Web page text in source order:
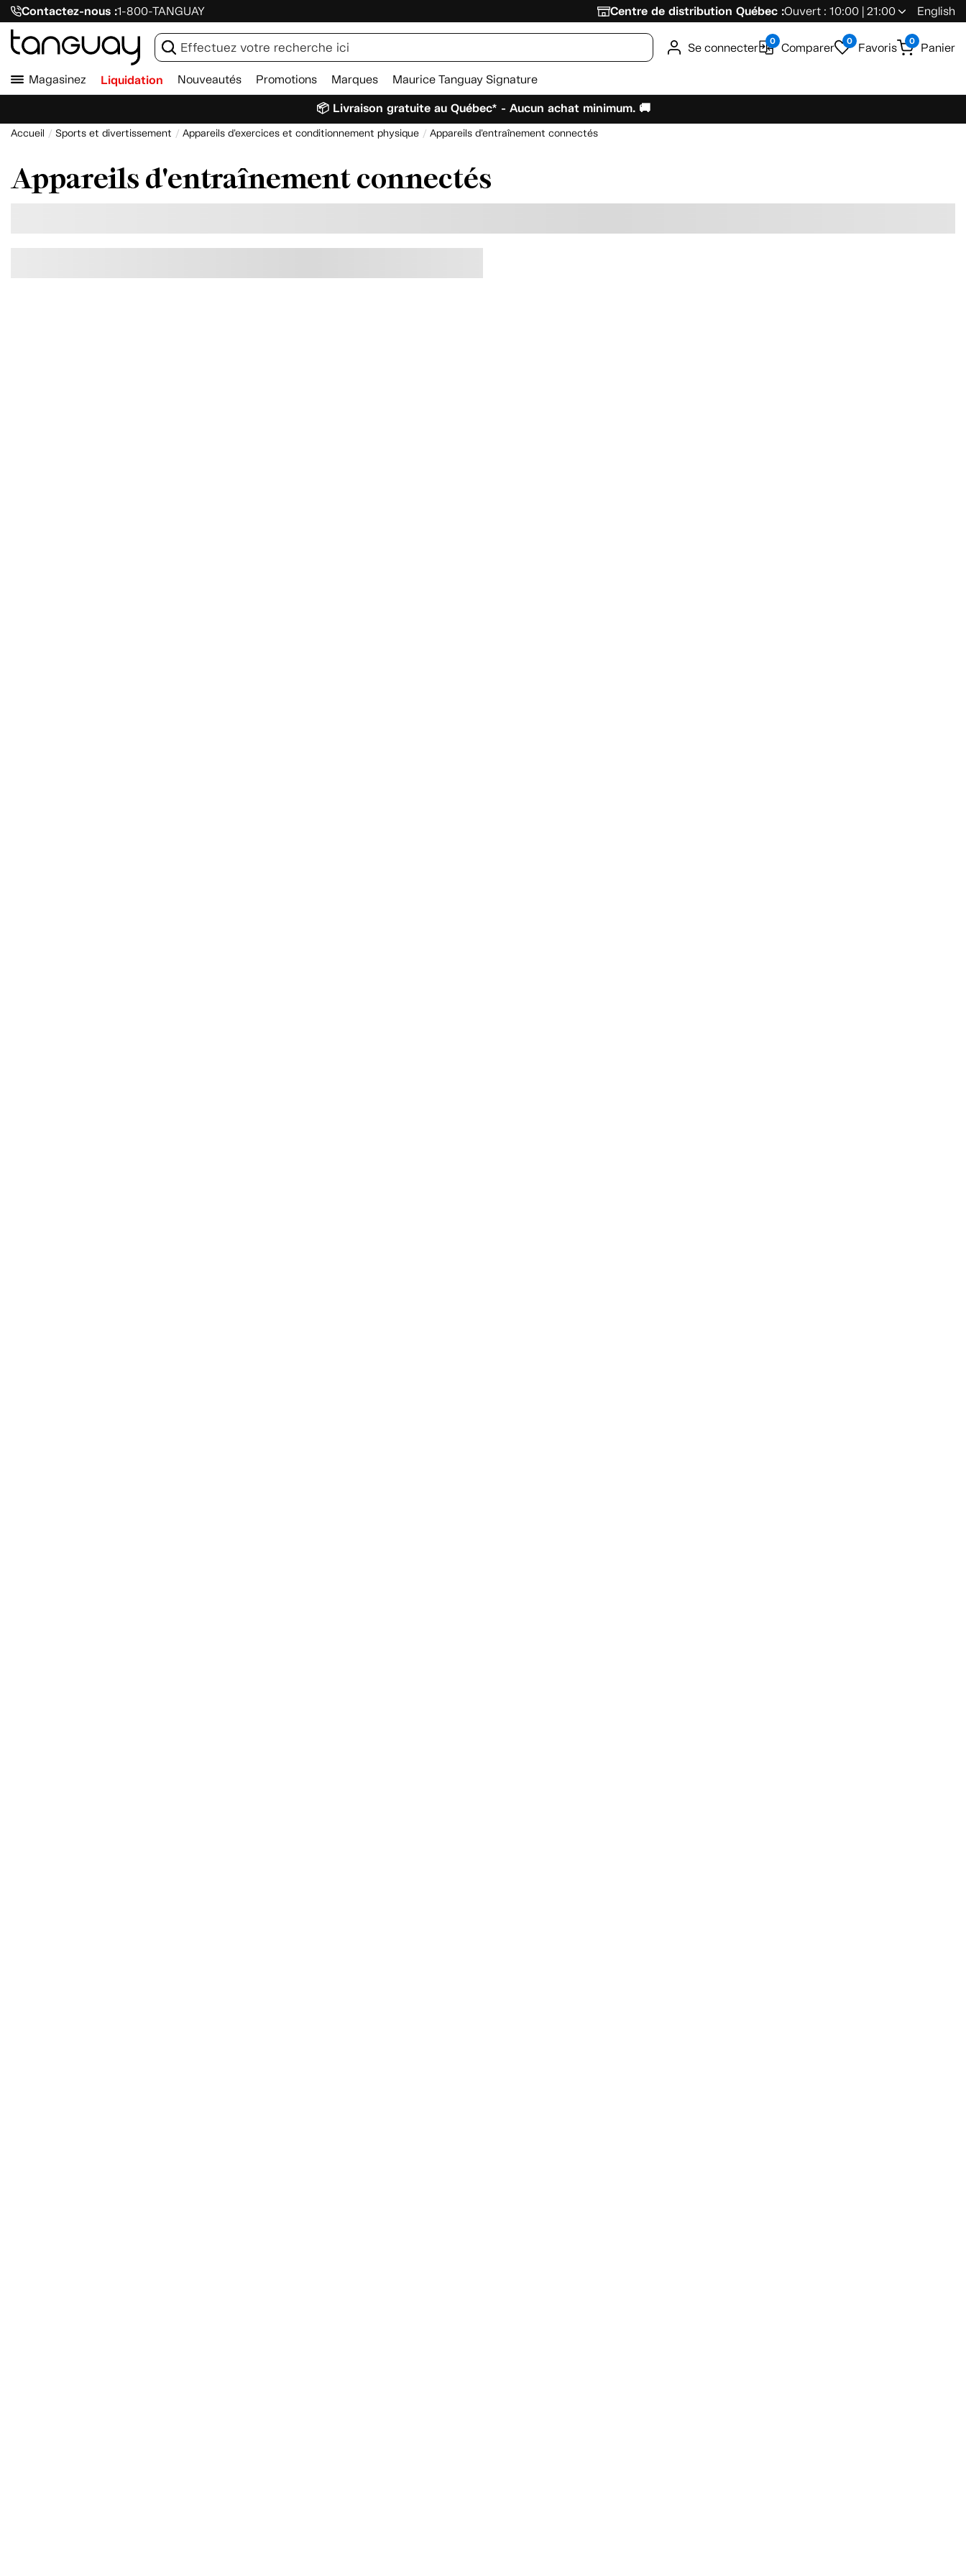
Contactez-nous :1-800-TANGUAY Centre de distribution Québec :Ouvert : 10:00 | 21:00 English
Se connecter 0 Comparer 0 Favoris 0 Panier
Magasinez Liquidation Nouveautés Promotions Marques Maurice Tanguay Signature
📦 Livraison gratuite au Québec* - Aucun achat minimum. 🚚
Accueil Sports et divertissement Appareils d'exercices et conditionnement physique Appareils d'entraînement connectés
Appareils d'entraînement connectés